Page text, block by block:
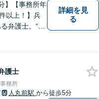
】【事務所年
以上！】兵
弁護士。“プ
いたしま
談】
詳細を見
る
護士
務所
人丸前駅 から徒歩5分